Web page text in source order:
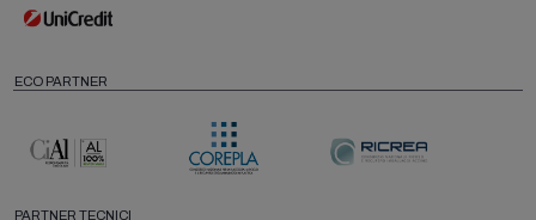
ECO PARTNER
PARTNER TECNICI